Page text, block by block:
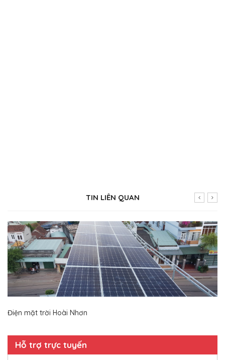
TIN LIÊN QUAN
Điện mặt trời Hoài Nhơn
Hỗ trợ trực tuyến